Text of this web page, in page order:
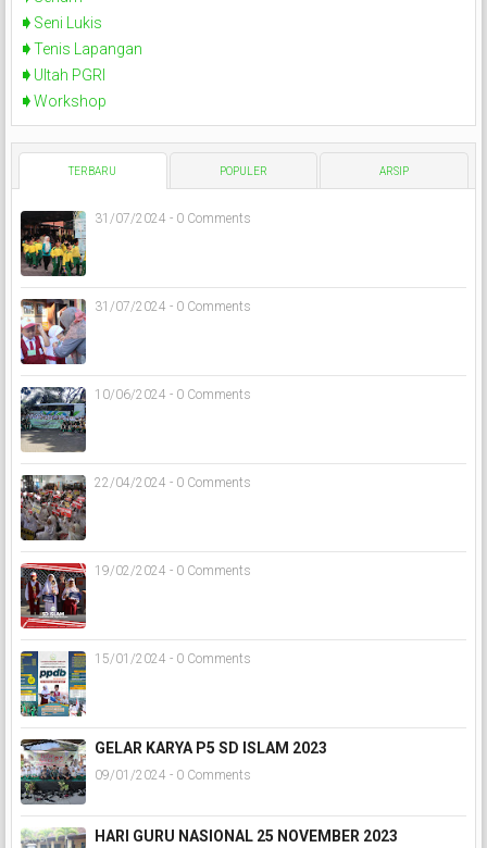
Seni Lukis
Tenis Lapangan
Ultah PGRI
Workshop
TERBARU POPULER ARSIP
31/07/2024 - 0 Comments
31/07/2024 - 0 Comments
10/06/2024 - 0 Comments
22/04/2024 - 0 Comments
19/02/2024 - 0 Comments
15/01/2024 - 0 Comments
GELAR KARYA P5 SD ISLAM 2023
09/01/2024 - 0 Comments
HARI GURU NASIONAL 25 NOVEMBER 2023